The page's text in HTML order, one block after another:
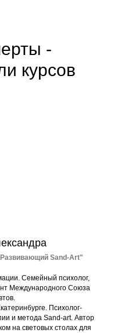
-
курсов
Sand-Art"
Семейный психолог,
Международного Союза
Психолог-
и метода Sand-art. Автор
на световых столах для